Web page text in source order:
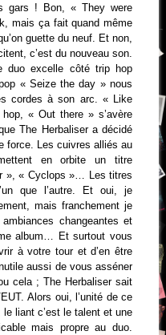
gars ! Bon, « They were
mais ça fait quand même
guette du neuf. Et non,
c’est du nouveau son.
duo excelle côté trip hop
« Seize the day » nous
cordes à son arc. « Like
« Out there » s’avère
The Herbaliser a décidé
force. Les cuivres alliés au
en orbite un titre
», « Cyclops »… Les titres
que l’autre. Et oui, je
mais franchement je
changeantes et
album… Et surtout vous
à votre tour et d’en être
aussi de vous asséner
cela ; The Herbaliser sait
Alors oui, l’unité de ce
liant c’est le talent et une
mais propre au duo.